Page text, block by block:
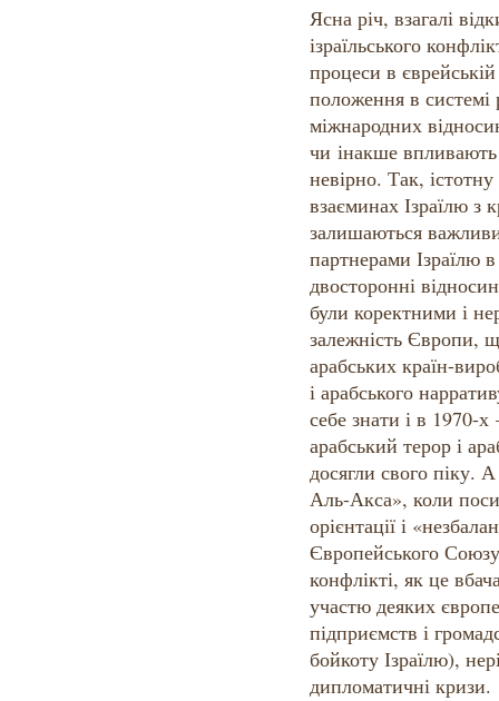
Ясна річ, взагалі
ізраїльського
процеси в
положення в системі
міжнародних
чи інакше
невірно. Так,
взаєминах Ізраїлю з
залишаються
партнерами Ізраїлю в
двосторонні
були коректними і
залежність Європи,
арабських країн-
і арабського
себе знати і в 1970-
арабський терор і
досягли свого піку.
Аль-Акса», коли
орієнтації і
Європейського Союзу
конфлікті, як це
участю деяких
підприємств і
бойкоту Ізраїлю),
дипломатичні кризи.